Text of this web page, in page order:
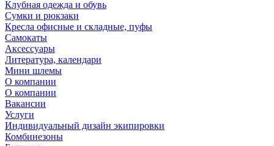
Клубная одежда и обувь
Сумки и рюкзаки
Кресла офисные и складные, пуфы
Самокаты
Аксессуары
Литература, календари
Мини шлемы
О компании
О компании
Вакансии
Услуги
Индивидуальный дизайн экипировки
Комбинезоны